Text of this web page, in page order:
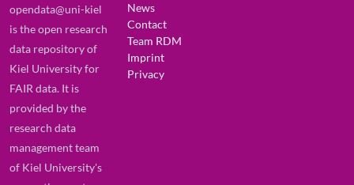
opendata@uni-kiel
is the open research
data repository of
Kiel University for
FAIR data. It is
provided by the
research data
management team
of Kiel University's
News
Contact
Team RDM
Imprint
Privacy